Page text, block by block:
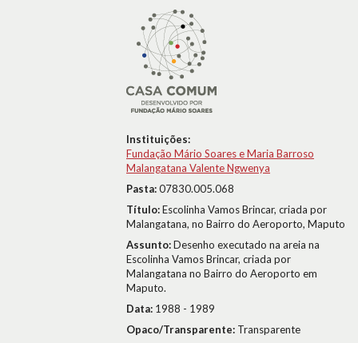
Instituições:
Fundação Mário Soares e Maria Barroso
Malangatana Valente Ngwenya
Pasta:07830.005.068
Título:Escolinha Vamos Brincar, criada por
Malangatana, no Bairro do Aeroporto, Maputo
Assunto:Desenho executado na areia na
Escolinha Vamos Brincar, criada por
Malangatana no Bairro do Aeroporto em
Maputo.
Data: 1988 - 1989
Opaco/Transparente: Transparente